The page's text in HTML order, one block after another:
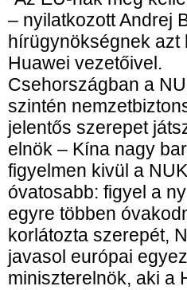
– nyilatkozott Andrej
hírügynökségnek azt
Huawei vezetőivel.
Csehországban a
szintén
jelentős szerepet
elnök – Kína nagy
figyelmen kivül a
óvatosabb: figyel a
egyre többen
korlátozta szerepét,
javasol európai
miniszterelnök, aki a